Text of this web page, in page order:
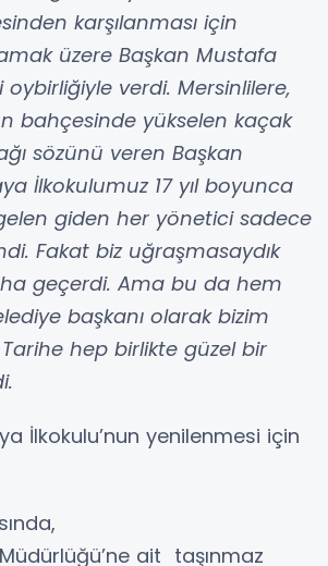
karşılanması için
üzere Başkan Mustafa
oybirliğiyle verdi. Mersinlilere,
bahçesinde yükselen kaçak
sözünü veren Başkan
İlkokulumuz 17 yıl boyunca
giden her yönetici sadece
Fakat biz uğraşmasaydık
geçerdi. Ama bu da hem
başkanı olarak bizim
Tarihe hep birlikte güzel bir
İlkokulu’nun yenilenmesi için
ait taşınmaz